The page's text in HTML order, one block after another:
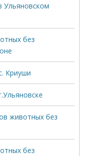
Ульяновском
без
Криуши
животных без
без